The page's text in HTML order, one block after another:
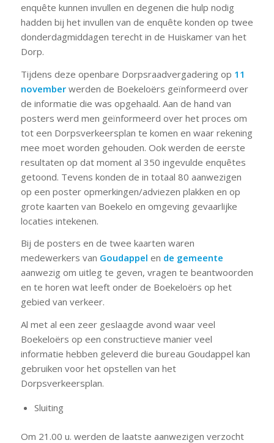
enquête kunnen invullen en degenen die hulp nodig
hadden bij het invullen van de enquête konden op twee
donderdagmiddagen terecht in de Huiskamer van het
Dorp.
Tijdens deze openbare Dorpsraadvergadering op 11
novemberwerden de Boekeloërs geïnformeerd over
de informatie die was opgehaald. Aan de hand van
posters werd men geïnformeerd over het proces om
tot een Dorpsverkeersplan te komen en waar rekening
mee moet worden gehouden. Ook werden de eerste
resultaten op dat moment al 350 ingevulde enquêtes
getoond. Tevens konden de in totaal 80 aanwezigen
op een poster opmerkingen/adviezen plakken en op
grote kaarten van Boekelo en omgeving gevaarlijke
locaties intekenen.
Bij de posters en de twee kaarten waren
medewerkers van Goudappel en de gemeente
aanwezig om uitleg te geven, vragen te beantwoorden
en te horen wat leeft onder de Boekeloërs op het
gebied van verkeer.
Al met al een zeer geslaagde avond waar veel
Boekeloërs op een constructieve manier veel
informatie hebben geleverd die bureau Goudappel kan
gebruiken voor het opstellen van het
Dorpsverkeersplan.
Sluiting
Om 21.00 u. werden de laatste aanwezigen verzocht